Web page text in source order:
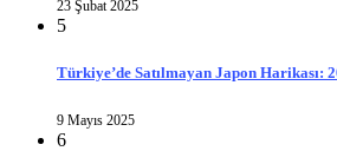
23 Şubat 2025
5
Türkiye’de Satılmayan Japon Harikası:
9 Mayıs 2025
6